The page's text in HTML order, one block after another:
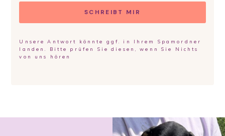
SCHREIBT MIR
Unsere Antwort könnte ggf. in Ihrem Spamordner
landen. Bitte prüfen Sie diesen, wenn Sie Nichts
von uns hören